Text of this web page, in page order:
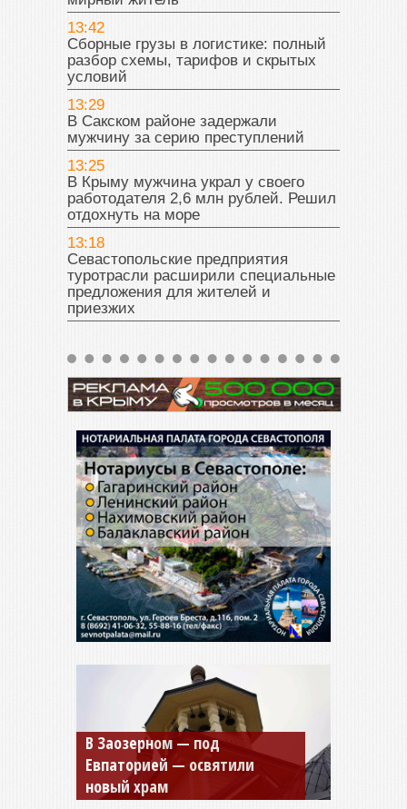
13:42
Сборные грузы в логистике: полный
разбор схемы, тарифов и скрытых
условий
13:29
В Сакском районе задержали
мужчину за серию преступлений
13:25
В Крыму мужчина украл у своего
работодателя 2,6 млн рублей. Решил
отдохнуть на море
13:18
Севастопольские предприятия
туротрасли расширили специальные
предложения для жителей и
приезжих
Мужской монастырь Косьмы
и Дамиана в Крыму вновь
открыт для посещения